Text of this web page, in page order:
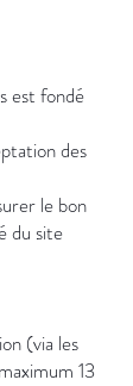
est fondé
des
le bon
du site
(via les
13